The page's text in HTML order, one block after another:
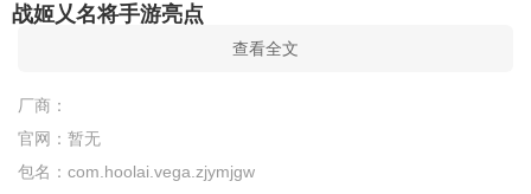
战姬乂名将手游亮点
新游上线就可以得到新人大礼包一份，有不错的卡牌，
玩法很灵活，更多的福利来了。
玩法不氪金，不氪金，不氪金！
查看全文
厂商：
官网： 暂无
包名： com.hoolai.vega.zjymjgw